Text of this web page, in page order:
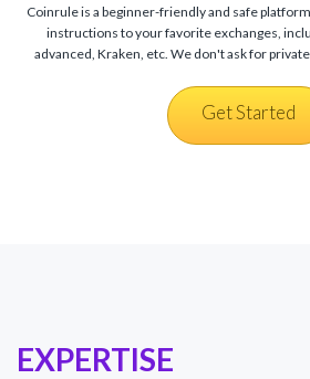
EXPERTISE
Coinrule is a beginner-friendly and safe
instructions to your favorite exchanges,
advanced, Kraken, etc. We don't ask for
Get Started